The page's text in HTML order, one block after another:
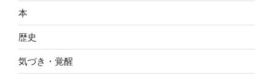
本
歴史
気づき・覚醒